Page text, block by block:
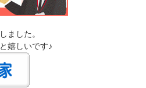
ました。
嬉しいです♪